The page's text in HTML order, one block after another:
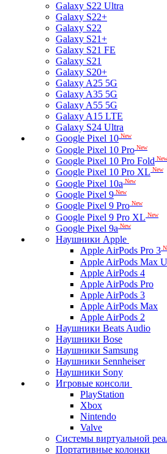
Galaxy S22 Ultra
Galaxy S22+
Galaxy S22
Galaxy S21+
Galaxy S21 FE
Galaxy S21
Galaxy S20+
Galaxy A25 5G
Galaxy A35 5G
Galaxy A55 5G
Galaxy A15 LTE
Galaxy S24 Ultra
Google Pixel 10 New
Google Pixel 10 Pro New
Google Pixel 10 Pro Fold New
Google Pixel 10 Pro XL New
Google Pixel 10a New
Google Pixel 9 New
Google Pixel 9 Pro New
Google Pixel 9 Pro XL New
Google Pixel 9a New
Наушники Apple
Apple AirPods Pro 3
Apple AirPods Max
Apple AirPods 4
Apple AirPods Pro
Apple AirPods 3
Apple AirPods Max
Apple AirPods 2
Наушники Beats Audio
Наушники Bose
Наушники Samsung
Наушники Sennheiser
Наушники Sony
Игровые консоли
PlayStation
Xbox
Nintendo
Valve
Системы виртуальной
Портативные колонки